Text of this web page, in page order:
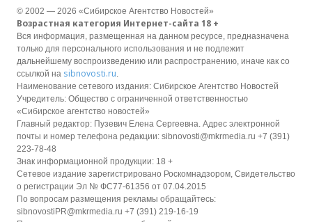
© 2002 — 2026 «Сибирское Агентство Новостей»
Возрастная категория Интернет-сайта 18 +
Вся информация, размещенная на данном ресурсе, предназначена
только для персонального использования и не подлежит
дальнейшему воспроизведению или распространению, иначе как со
ссылкой на sibnovosti.ru
Наименование сетевого издания: Сибирское Агентство Новостей
Учредитель: Общество с ограниченной ответственностью
«Сибирское агентство новостей»
Главный редактор: Пузевич Елена Сергеевна. Адрес электронной
почты и номер телефона редакции: sibnovosti@mkrmedia.ru +7 (391)
223-78-48
Знак информационной продукции: 18 +
Сетевое издание зарегистрировано Роскомнадзором, Свидетельство
о регистрации Эл № ФС77-61356 от 07.04.2015
По вопросам размещения рекламы обращайтесь:
sibnovostiPR@mkrmedia.ru +7 (391) 219-16-19